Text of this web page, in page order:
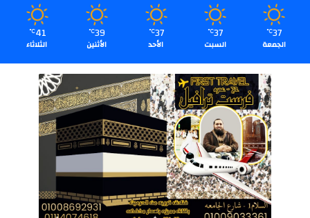
37
℃
الجمعة
37
℃
السبت
37
℃
الأحد
39
℃
الأثنين
41
℃
الثلاثاء